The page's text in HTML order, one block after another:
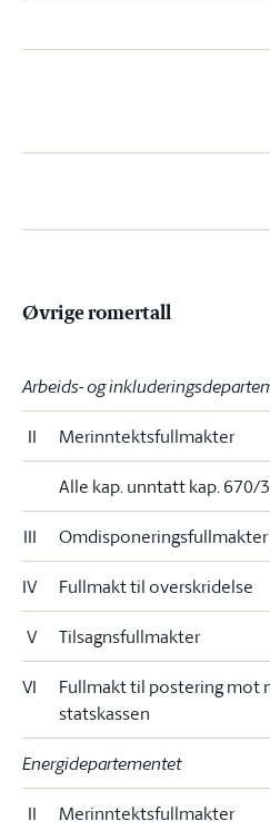
Øvrige romertall
Arbeids- og
II Merinntektsfullmakter
Alle kap. unntatt kap. 670/
III Omdisponeringsfullmakter
IV Fullmakt til overskridelse
V Tilsagnsfullmakter
VI
Fullmakt til postering
statskassen
Energidepartementet
II Merinntektsfullmakter